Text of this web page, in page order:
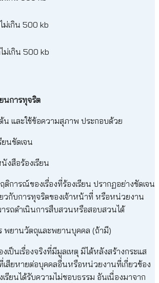
เกิน 500 kb
ม่เกิน 500 kb
นการทุจริต
น และใช้ข้อความสุภาพ ประกอบด้วย
ยนชัดเจน
งสือร้องเรียน
ติการณ์ของเรื่องที่ร้องเรียน ปรากฏอย่างชัดเจน
วกับการทุจริตของเจ้าหน้าที่ หรือหน่วยงาน
ารถดำเนินการสืบสวนหรือสอบสวนได้
พยานวัตถุและพยานบุคคล (ถ้ามี)
งเป็นเรื่องจริงที่มีมูลเหตุ มิได้หลังสร้างกระแส
เสียหายต่อบุคคลอื่นหรือหน่วยงานที่เกี่ยวข้อง
เรียนได้รับความไม่ชอบธรรม อันเนื่องมาจาก